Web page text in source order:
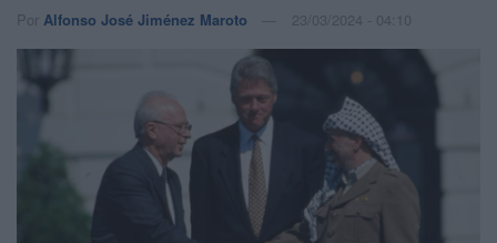
Por Alfonso José Jiménez Maroto 23/03/2024 - 04:10